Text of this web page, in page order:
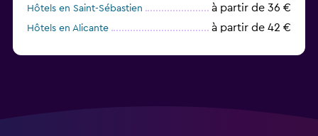
Hôtels en Saint-Sébastien à partir de 36 €
Hôtels en Alicante à partir de 42 €